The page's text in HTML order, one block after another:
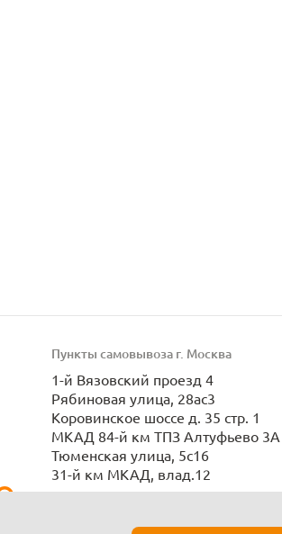
Пункты самовывоза г. Москва
1-й Вязовский проезд 4
Рябиновая улица, 28ас3
Коровинское шоссе д. 35 стр. 1
МКАД 84-й км ТПЗ Алтуфьево 3А
Тюменская улица, 5с16
31-й км МКАД, влад.12